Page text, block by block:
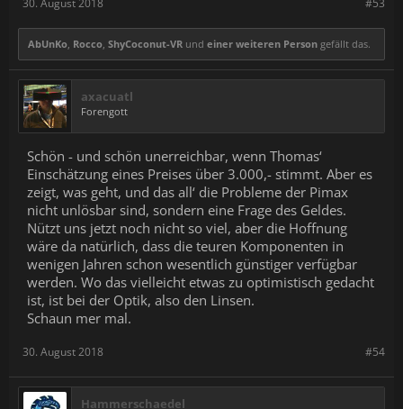
#53
30. August 2018
AbUnKo, Rocco, ShyCoconut-VR und einer weiteren Person gefällt das.
axacuatl
Forengott
Schön - und schön unerreichbar, wenn Thomas‘
Einschätzung eines Preises über 3.000,- stimmt. Aber es
zeigt, was geht, und das all‘ die Probleme der Pimax
nicht unlösbar sind, sondern eine Frage des Geldes.
Nützt uns jetzt noch nicht so viel, aber die Hoffnung
wäre da natürlich, dass die teuren Komponenten in
wenigen Jahren schon wesentlich günstiger verfügbar
werden. Wo das vielleicht etwas zu optimistisch gedacht
ist, ist bei der Optik, also den Linsen.
Schaun mer mal.
#54
30. August 2018
Hammerschaedel